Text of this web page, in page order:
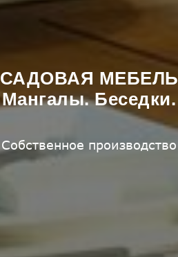
САДОВАЯ МЕБЕЛЬ
Мангалы. Беседки.
Собственное производство